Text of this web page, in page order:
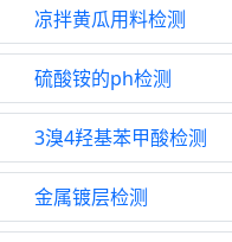
凉拌黄瓜用料检测
硫酸铵的ph检测
3溴4羟基苯甲酸检测
金属镀层检测